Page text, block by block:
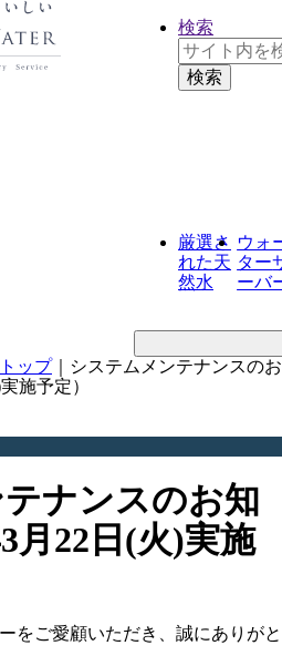
厳選さ
れた天
然水
ウォ
ター
ーバ
検索
ップ｜
システムメンテナンスのお
施予定）
ナンスのお知
月22日(火)実施
をご愛顧いただき、誠にありがと